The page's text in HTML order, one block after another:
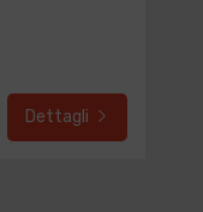
Dettagli